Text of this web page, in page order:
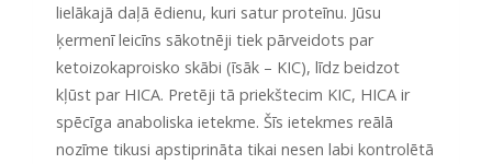
lielākajā daļā ēdienu, kuri satur proteīnu. Jūsu
ķermenī leicīns sākotnēji tiek pārveidots par
ketoizokaproisko skābi (īsāk – KIC), līdz beidzot
kļūst par HICA. Pretēji tā priekštecim KIC, HICA ir
spēcīga anaboliska ietekme. Šīs ietekmes reālā
nozīme tikusi apstiprināta tikai nesen labi kontrolētā